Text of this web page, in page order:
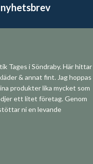
Tages i Söndraby. Här hittar
& annat fint. Jag hoppas
produkter lika mycket som
ett litet företag. Genom
ni en levande